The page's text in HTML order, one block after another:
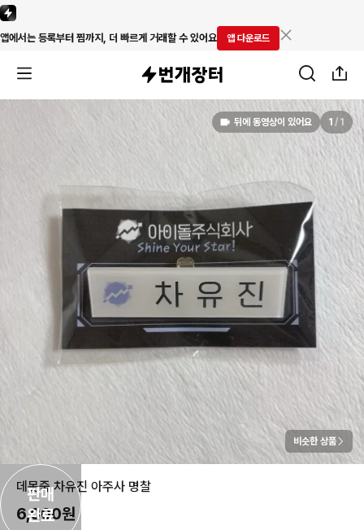
앱에서는 등록부터 찜까지, 더 빠르게 거래할 수 있어요 앱 다운로드
판매
완료
뒤에 동영상이 있어요 1 / 1
비슷한 상품
데못죽 차유진 아주사 명찰
6,000원